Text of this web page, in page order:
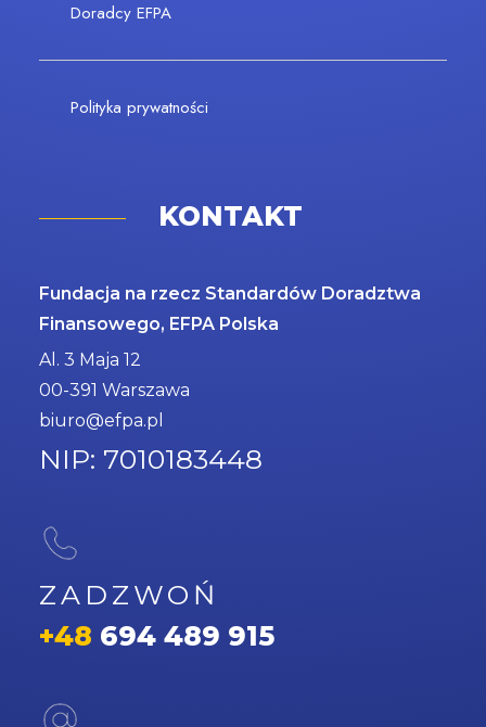
Doradcy EFPA
Polityka prywatności
KONTAKT
Fundacja na rzecz Standardów Doradztwa
Finansowego, EFPA Polska
Al. 3 Maja 12
00-391 Warszawa
biuro@efpa.pl
NIP: 7010183448
ZADZWOŃ
+48 694 489 915